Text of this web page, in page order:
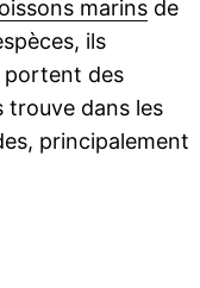
marinsde
ils
portent des
trouve dans les
principalement